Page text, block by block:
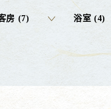
房 (7) 浴室 (4)